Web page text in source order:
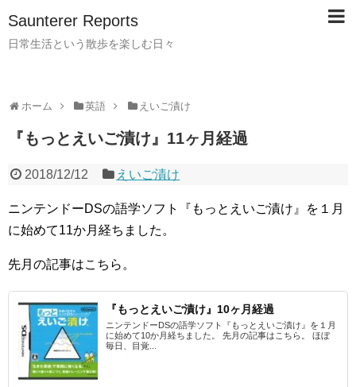
Saunterer Reports
日常生活という散歩を楽しむ日々
ホーム 英語 えいご漬け
『もっとえいご漬け』11ヶ月経過
2018/12/12 えいご漬け
ニンテンドーDSの語学ソフト『もっとえいご漬け』を１月
に始めて11か月経ちました。
先月の記事はこちら。
『もっとえいご漬け』10ヶ月経過
ニンテンドーDSの語学ソフト『もっとえいご漬け』を１月
に始めて10か月経ちました。 先月の記事はこちら。 ほぼ
毎日、目覚...